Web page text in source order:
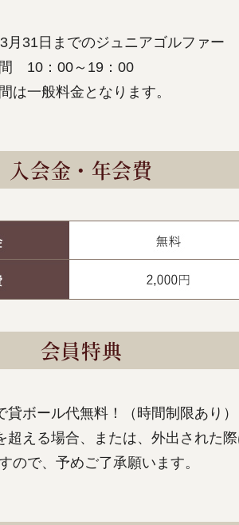
月31日までのジュニアゴルファー
10：00～19：00
は一般料金となります。
入会金・年会費
会員特典
貸ボール代無料！（時間制限あり）
える場合、または、外出された
ので、予めご了承願います。